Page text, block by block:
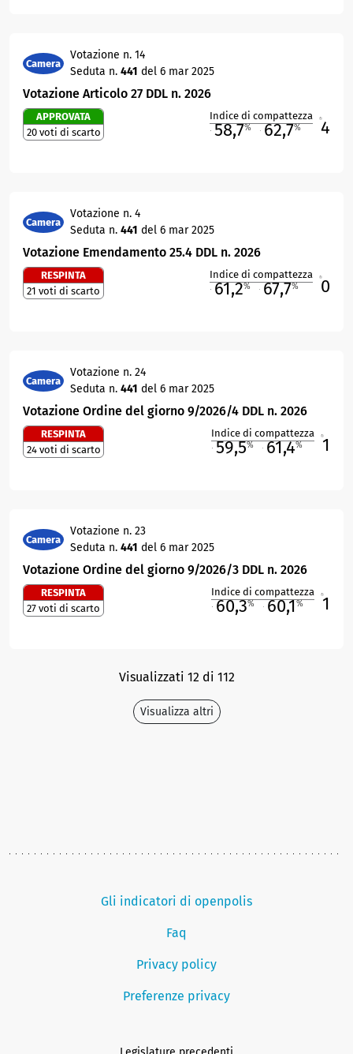
Camera
Votazione n. 14
Seduta n. 441 del 6 mar 2025
Votazione Articolo 27 DDL n. 2026
APPROVATA
20 voti di scarto
Indice di compattezza
58,7% 62,7% 4
Camera
Votazione n. 4
Seduta n. 441 del 6 mar 2025
Votazione Emendamento 25.4 DDL n. 2026
RESPINTA
21 voti di scarto
Indice di compattezza
61,2% 67,7% 0
Camera
Votazione n. 24
Seduta n. 441 del 6 mar 2025
Votazione Ordine del giorno 9/2026/4 DDL n. 2026
RESPINTA
24 voti di scarto
Indice di compattezza
59,5% 61,4% 1
Camera
Votazione n. 23
Seduta n. 441 del 6 mar 2025
Votazione Ordine del giorno 9/2026/3 DDL n. 2026
RESPINTA
27 voti di scarto
Indice di compattezza
60,3% 60,1% 1
Visualizzati 12 di 112
Visualizza altri
Gli indicatori di openpolis
Faq
Privacy policy
Preferenze privacy